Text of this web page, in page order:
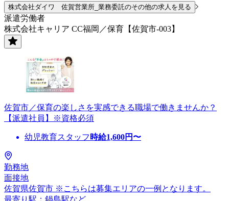
株式会社ダイワ 佐賀営業所_業務委託のその他の求人を見る
派遣労働者
株式会社キャリア CC福岡／保育【佐賀市-003】
佐賀市／保育の楽しさを実感できる職場で働きませんか？
【派遣社員】※資格必須
幼児教育スタッフ 時給1,600円〜
勤務地
面接地
佐賀県佐賀市 ※こちらは募集エリアの一例となります。
最寄り駅：鍋島駅など